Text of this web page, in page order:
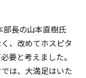
部長の山本直樹氏
、改めてホスピタ
要と考えました。
は、大満足はいた